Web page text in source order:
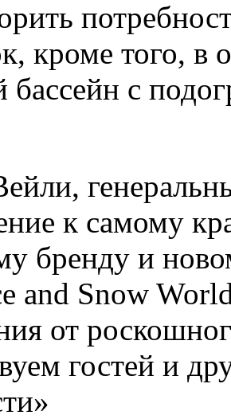
кроме того, в
с
к самому
бренду и
and Snow
от
гостей и